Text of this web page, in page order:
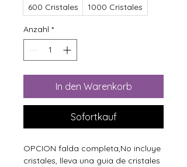
600 Cristales
1000 Cristales
Anzahl *
In den Warenkorb
Sofortkauf
OPCION falda completa,No incluye
cristales, lleva una guia de cristales